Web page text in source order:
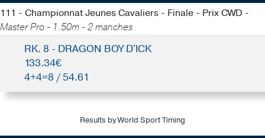
111 - Championnat Jeunes Cavaliers - Finale - Prix CWD -
Master Pro - 1.50m - 2 manches
RK. 8 - DRAGON BOY D'ICK
133.34€
4+4=8 / 54.61
Results by World Sport Timing